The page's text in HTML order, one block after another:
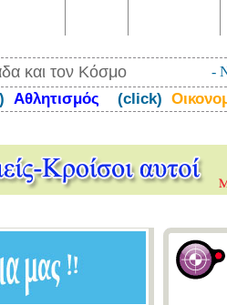
και τον Κόσμο -
Αθλητισμός (click)